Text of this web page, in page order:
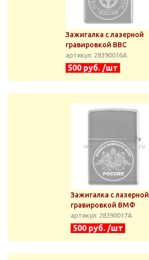
Зажигалка с лазерной
гравировкой ВВС
артикул: 28390016А
500 руб. /шт
Зажигалка с лазерной
гравировкой ВМФ
артикул: 28390017А
500 руб. /шт